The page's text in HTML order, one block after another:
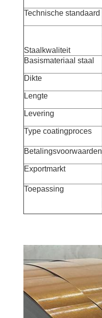
Technische standaard
Staalkwaliteit
Basismateriaal staal
Dikte
Lengte
Levering
Type coatingproces
Betalingsvoorwaarden
Exportmarkt
Toepassing